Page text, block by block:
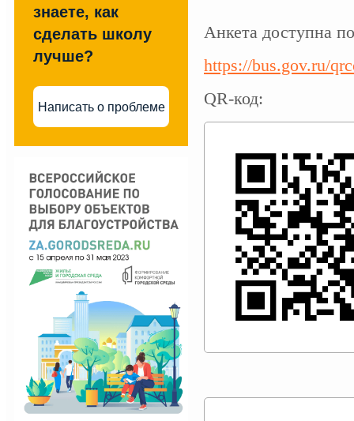
знаете, как
сделать школу
лучше?
Написать о проблеме
Анкета доступна
https://bus.gov.ru/
QR-код: